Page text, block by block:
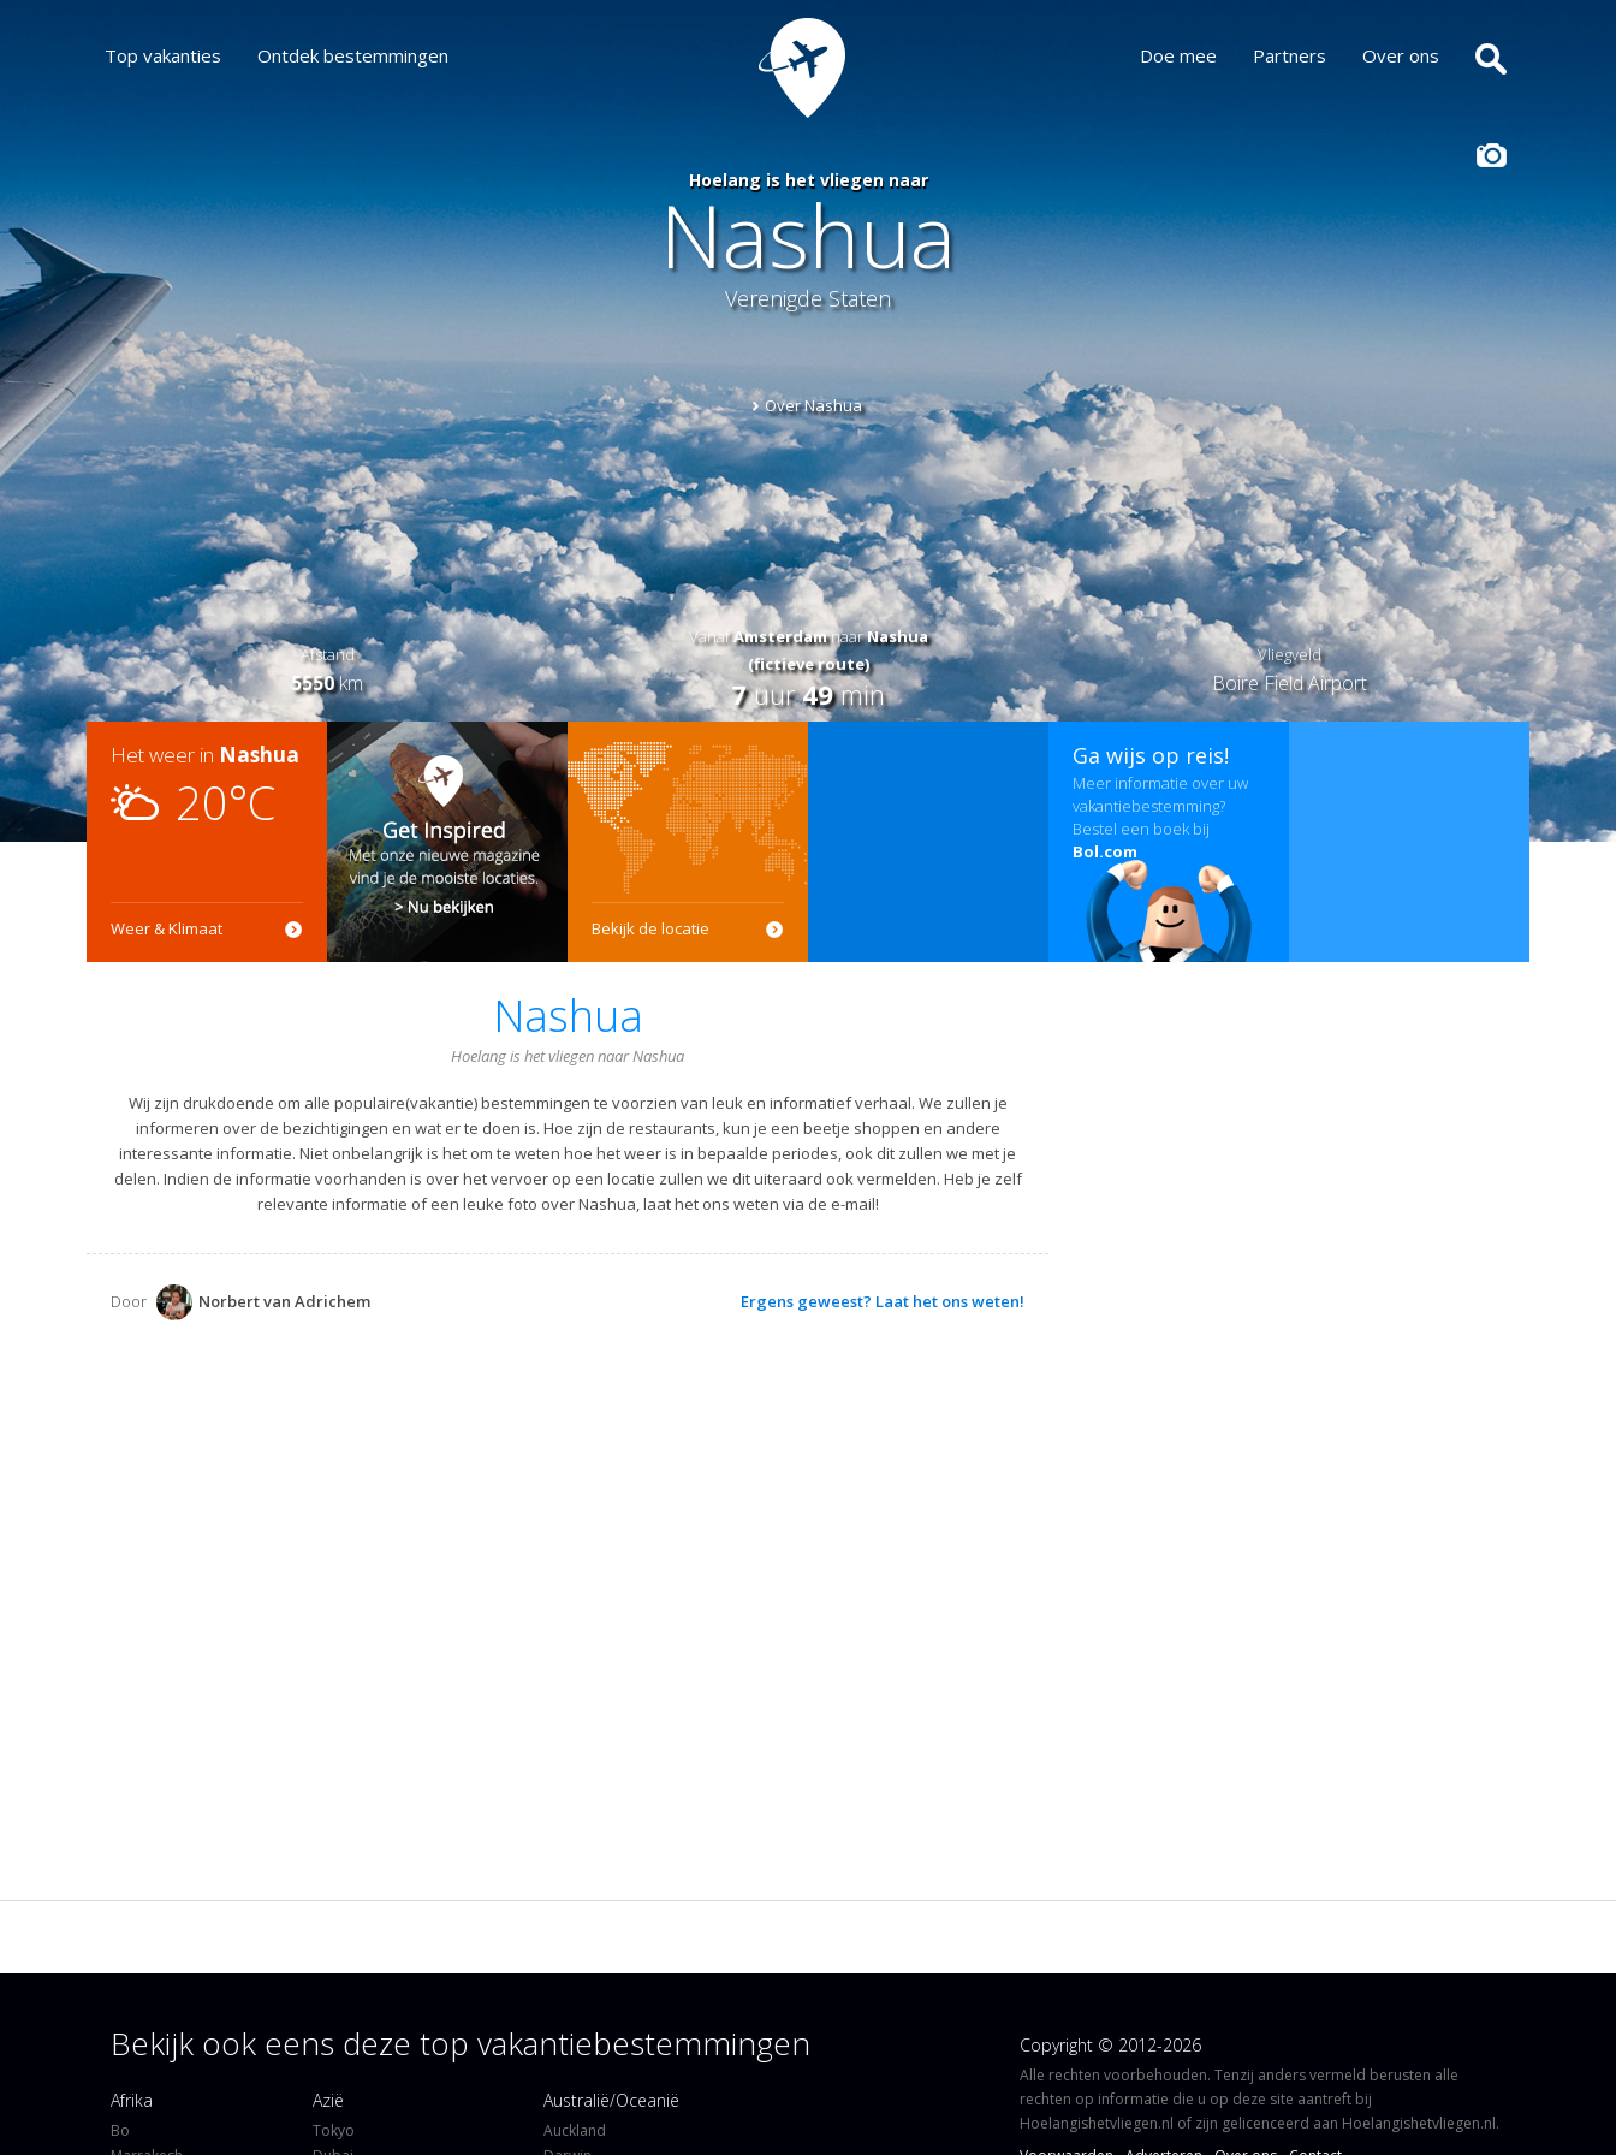
Top vakanties Ontdek bestemmingen Doe mee Partners Over ons
Hoelang is het vliegen naar
Nashua
Verenigde Staten
Over Nashua
Afstand
5550km
VanafAmsterdamnaarNashua
(fictieve route)
7uur49min
Vliegveld
Boire Field Airport
Het weer in Nashua
20°C
Weer & Klimaat Bekijk de locatie
Ga wijs op reis!
Meer informatie over uw
vakantiebestemming?
Bestel een boek bij
Bol.com
Nashua
Hoelang is het vliegen naar Nashua
Wij zijn drukdoende om alle populaire(vakantie) bestemmingen te voorzien van leuk en informatief verhaal. We zullen je
informeren over de bezichtigingen en wat er te doen is. Hoe zijn de restaurants, kun je een beetje shoppen en andere
interessante informatie. Niet onbelangrijk is het om te weten hoe het weer is in bepaalde periodes, ook dit zullen we met je
delen. Indien de informatie voorhanden is over het vervoer op een locatie zullen we dit uiteraard ook vermelden. Heb je zelf
relevante informatie of een leuke foto over Nashua, laat het ons weten via de e-mail!
Door Norbert van Adrichem Ergens geweest? Laat het ons weten!
Bekijk ook eens deze top vakantiebestemmingen
Afrika
Bo
Azië
Tokyo
Australië/Oceanië
Auckland
Copyright © 2012-2026
Alle rechten voorbehouden. Tenzij anders vermeld berusten alle
rechten op informatie die u op deze site aantreft bij
Hoelangishetvliegen.nl of zijn gelicenceerd aan Hoelangishetvliegen.nl.